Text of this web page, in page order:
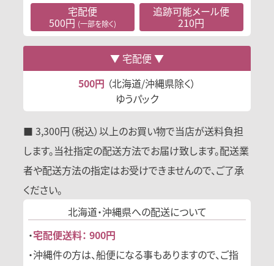
宅配便
500円 (一部を除く)
追跡可能メール便
210円
宅配便
500円 （北海道/沖縄県除く）
ゆうパック
■ 3,300円（税込）以上のお買い物で当店が送料負担
します。当社指定の配送方法でお届け致します。配送業
者や配送方法の指定はお受けできませんので、ご了承
ください。
北海道・沖縄県への配送について
・宅配便送料： 900円
・沖縄件の方は、船便になる事もありますので、ご指